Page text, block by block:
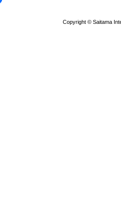
Copyright © Saitama